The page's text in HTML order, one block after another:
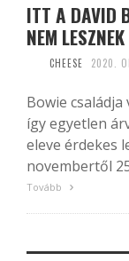
ITT A DAVID
NEM
CHEESE 2020.
Bowie
így egyetlen
eleve érdekes
novembertől
Tovább